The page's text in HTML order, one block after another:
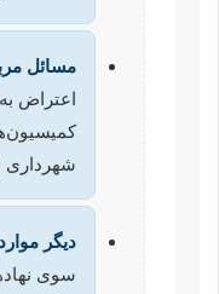
مسائل
اعتراض
شهرداری
دیگر
سوی